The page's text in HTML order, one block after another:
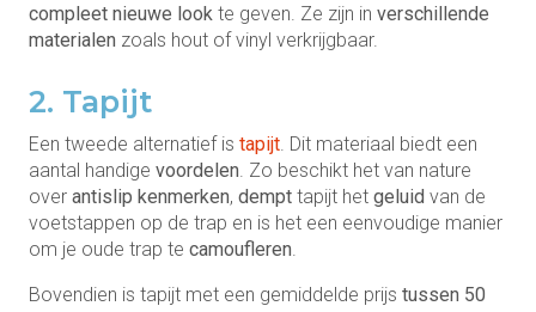
compleet nieuwe look te geven. Ze zijn in verschillende
materialen zoals hout of vinyl verkrijgbaar.
2. Tapijt
Een tweede alternatief is tapijt . Dit materiaal biedt een
aantal handige voordelen . Zo beschikt het van nature
over antislip kenmerken, dempt tapijt het geluid van de
voetstappen op de trap en is het een eenvoudige manier
om je oude trap te camoufleren
Bovendien is tapijt met een gemiddelde prijs tussen 50